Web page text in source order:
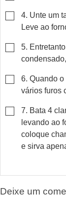
▢
4. Unte um
Leve ao
▢
5.
▢
6. Quando
vários furos
▢
7. Bata 4
levando ao
coloque
e sirva
Deixe um